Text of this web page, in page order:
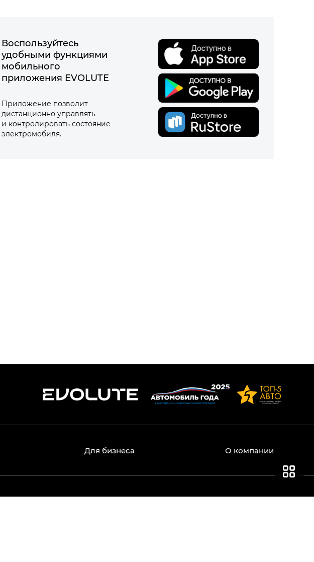
Воспользуйтесь
удобными функциями
мобильного
приложения EVOLUTE
Приложение позволит
дистанционно управлять
и контролировать состояние
электромобиля.
Для бизнеса О компании